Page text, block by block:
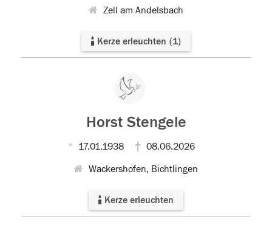
Zell am Andelsbach
Kerze erleuchten (1)
Horst Stengele
17.01.1938 08.06.2026
Wackershofen, Bichtlingen
Kerze erleuchten